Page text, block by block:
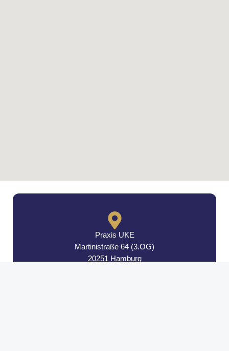
Praxis UKE
Martinistraße 64 (3.OG)
20251 Hamburg